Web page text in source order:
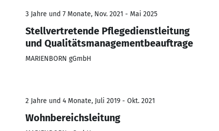
3 Jahre und 7 Monate, Nov. 2021 - Mai 2025
Stellvertretende Pflegedienstleitung
und Qualitätsmanagementbeauftrage
MARIENBORN gGmbH
2 Jahre und 4 Monate, Juli 2019 - Okt. 2021
Wohnbereichsleitung